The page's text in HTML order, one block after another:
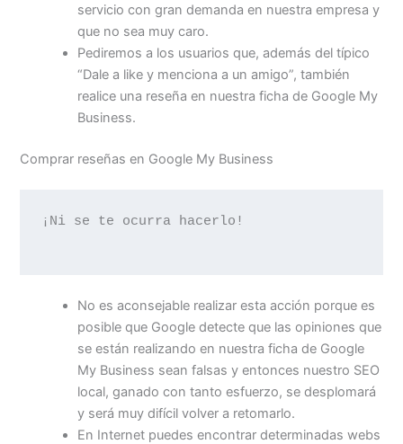
servicio con gran demanda en nuestra empresa y
que no sea muy caro.
Pediremos a los usuarios que, además del típico
“Dale a like y menciona a un amigo”, también
realice una reseña en nuestra ficha de Google My
Business.
Comprar reseñas en Google My Business
¡Ni se te ocurra hacerlo!
No es aconsejable realizar esta acción porque es
posible que Google detecte que las opiniones que
se están realizando en nuestra ficha de Google
My Business sean falsas y entonces nuestro SEO
local, ganado con tanto esfuerzo, se desplomará
y será muy difícil volver a retomarlo.
En Internet puedes encontrar determinadas webs